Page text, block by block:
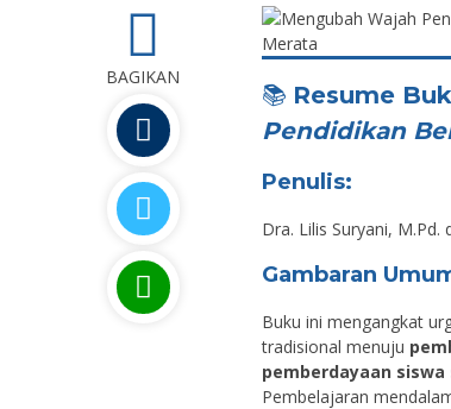
BAGIKAN
📚 Resume
Pendidikan
Penulis:
Dra. Lilis Suryani, M.Pd.
Gambaran
Buku ini mengangkat
tradisional menuju
pemberdayaan
Pembelajaran